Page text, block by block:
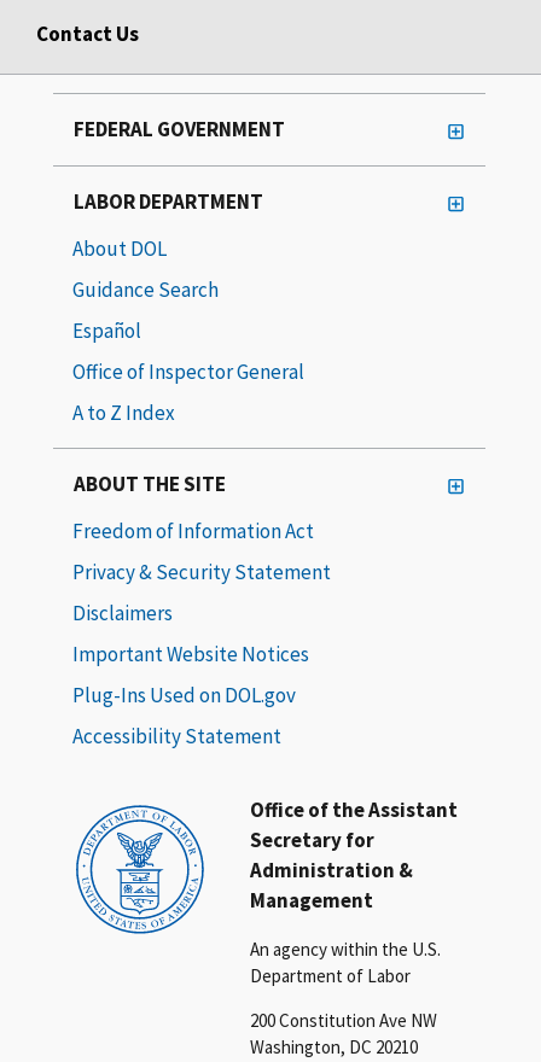
Contact Us
Office of the Assistant
Secretary for
Administration &
Management
An agency within the U.S.
Department of Labor
200 Constitution Ave NW
Washington, DC 20210
FEDERAL GOVERNMENT
LABOR DEPARTMENT
About DOL
Guidance Search
Español
Office of Inspector General
A to Z Index
ABOUT THE SITE
Freedom of Information Act
Privacy & Security Statement
Disclaimers
Important Website Notices
Plug-Ins Used on DOL.gov
Accessibility Statement